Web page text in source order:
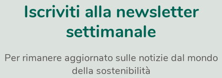
Iscriviti alla newsletter
settimanale
Per rimanere aggiornato sulle notizie dal mondo
della sostenibilità